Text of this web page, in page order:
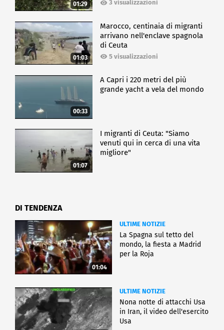
01:29 3 visualizzazioni
01:03
Marocco, centinaia di migranti
arrivano nell'enclave spagnola
di Ceuta
5 visualizzazioni
00:33
A Capri i 220 metri del più
grande yacht a vela del mondo
01:07
I migranti di Ceuta: "Siamo
venuti qui in cerca di una vita
migliore"
DI TENDENZA
01:04
ULTIME NOTIZIE
La Spagna sul tetto del
mondo, la fiesta a Madrid
per la Roja
ULTIME NOTIZIE
Nona notte di attacchi Usa
in Iran, il video dell'esercito
Usa